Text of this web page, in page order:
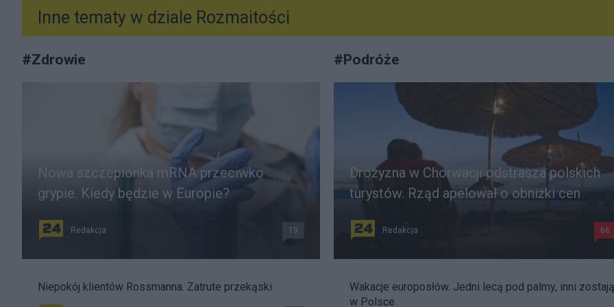
Inne tematy w dziale Rozmaitości
#Zdrowie
Nowa szczepionka mRNA przeciwko
grypie. Kiedy będzie w Europie?
Redakcja 19
Niepokój klientów Rossmanna. Zatrute przekąski
#Podróże
Drożyzna w Chorwacji odstrasza polskich
turystów. Rząd apelował o obniżki cen
Redakcja 66
Wakacje europosłów. Jedni lecą pod palmy, inni zostają
w Polsce